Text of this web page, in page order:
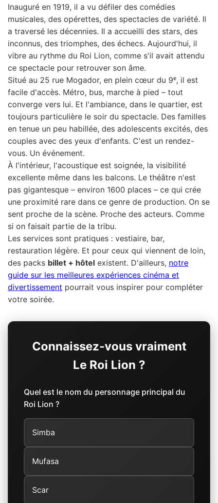
Inauguré en 1919, il a vu défiler des comédies
musicales, des opérettes, des spectacles de variété. Il
a traversé les décennies. Il a accueilli des stars, des
inconnus, des triomphes, des échecs. Aujourd'hui, il
vibre au rythme du Roi Lion, comme s'il avait attendu
ce spectacle pour retrouver son âme.
Situé au 25 rue Mogador, en plein cœur du 9ᵉ, il est
facile d'accès. Métro, bus, marche à pied – tout
converge vers lui. Et l'ambiance, dans le quartier, est
toujours particulière le soir du spectacle. Des familles
en tenue un peu habillée, des adolescents excités, des
couples avec des yeux d'enfants. C'est un rendez-
vous. Un événement.
À l'intérieur, l'acoustique est soignée, la visibilité
excellente même dans les balcons. Le théâtre n'est
pas gigantesque – environ 1600 places – ce qui crée
une proximité rare dans ce genre de production. On se
sent proche de la scène. Proche des acteurs. Comme
si on faisait partie de la tribu.
Les services sont pratiques : vestiaire, bar,
restauration légère. Et pour ceux qui viennent de loin,
des packs billet + hôtel existent. D'ailleurs, notre
guide sur les meilleures expériences cinéma et
divertissement pourrait vous inspirer pour compléter
votre soirée.
Connaissez-vous vraiment
Le Roi Lion ?
Quel est le nom du personnage principal du
Roi Lion ?
Simba
Mufasa
Scar